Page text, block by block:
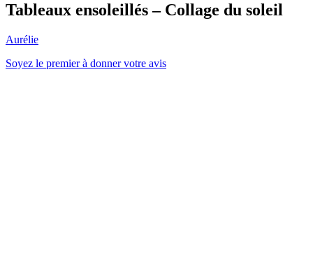
Tableaux ensoleillés – Collage du soleil
Aurélie
Soyez le premier à donner votre avis